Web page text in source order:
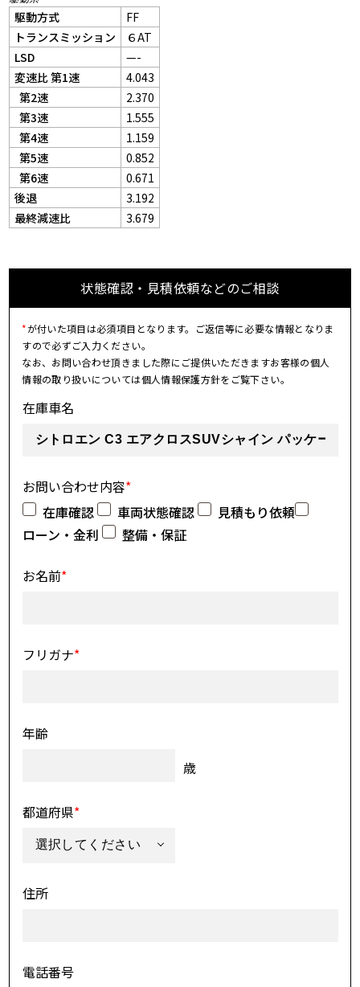
駆動方式
FF
トランスミッション
６AT
LSD
—-
変速比 第1速
4.043
第2速
2.370
第3速
1.555
第4速
1.159
第5速
0.852
第6速
0.671
後退
3.192
最終減速比
3.679
状態確認・見積依頼などのご相談
*が付いた項目は必須項目となります。ご返信等に必要な情報となりま
すので必ずご入力ください。
なお、お問い合わせ頂きました際にご提供いただきますお客様の個人
情報の取り扱いについては個人情報保護方針をご覧下さい。
在庫車名
お問い合わせ内容*
在庫確認
車両状態確認
見積もり依頼
ローン・金利
整備・保証
お名前*
フリガナ*
年齢
歳
都道府県*
住所
電話番号